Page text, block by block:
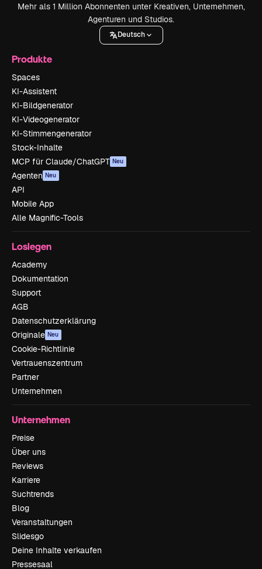
Mehr als 1 Million Abonnenten unter Kreativen, Unternehmen,
Agenturen und Studios.
Deutsch
Produkte
Spaces
KI-Assistent
KI-Bildgenerator
KI-Videogenerator
KI-Stimmengenerator
Stock-Inhalte
MCP für Claude/ChatGPT Neu
Agenten Neu
API
Mobile App
Alle Magnific-Tools
Loslegen
Academy
Dokumentation
Support
AGB
Datenschutzerklärung
Originale Neu
Cookie-Richtlinie
Vertrauenszentrum
Partner
Unternehmen
Unternehmen
Preise
Über uns
Reviews
Karriere
Suchtrends
Blog
Veranstaltungen
Slidesgo
Deine Inhalte verkaufen
Pressesaal